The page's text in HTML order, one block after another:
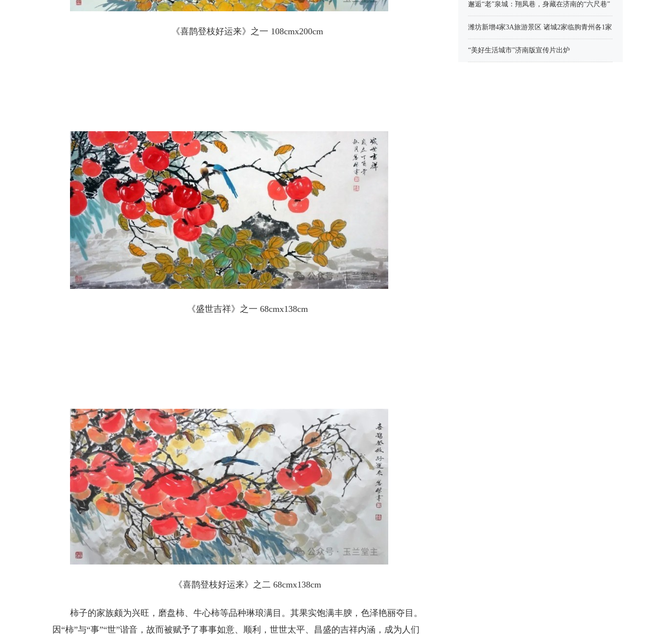
《喜鹊登枝好运来》之一 108cmx200cm
《盛世吉祥》之一 68cmx138cm
《喜鹊登枝好运来》之二 68cmx138cm
柿子的家族颇为兴旺，磨盘柿、牛心柿等品种琳琅满目。其果实饱满丰腴，色泽艳丽夺目。
因“柿”与“事”“世”谐音，故而被赋予了事事如意、顺利，世世太平、昌盛的吉祥内涵，成为人们
邂逅“老”泉城：翔凤巷，身藏在济南的“六尺巷”
潍坊新增4家3A旅游景区 诸城2家临朐青州各1家
“美好生活城市”济南版宣传片出炉